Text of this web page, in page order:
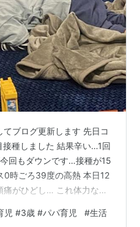
ブログ更新します 先日コ
種しました 結果辛い…1回
回もダウンです…接種が15
0時ごろ39度の高熱 本日12
痛がひどし… これ体力ない
高に癒される妻に迷惑を
児 #3歳 #パパ育児 #生活